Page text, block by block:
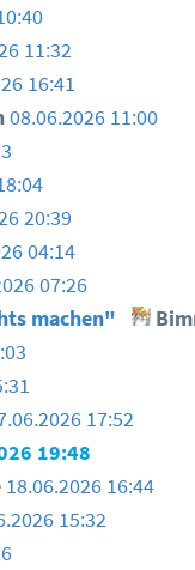
11:32
16:41
08.06.2026 11:00
20:39
04:14
07:26
machen"
17:52
19:48
18.06.2026 16:44
15:32